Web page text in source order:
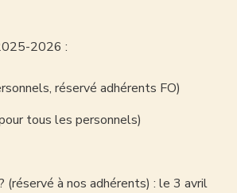
2026 :
réservé adhérents FO)
tous les personnels)
(réservé à nos adhérents) : le 3 avril